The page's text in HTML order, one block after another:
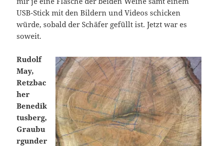
USB-Stick mit den Bildern und Videos schicken
würde, sobald der Schäfer gefüllt ist. Jetzt war es
soweit.
Rudolf
May,
Retzbac
her
Benedik
tusberg,
Graubu
rgunder